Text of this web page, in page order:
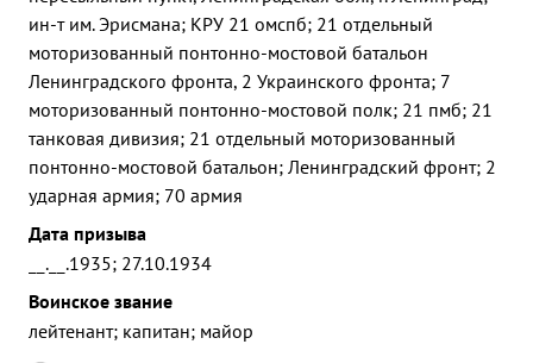
ин-т им. Эрисмана; КРУ 21 омспб; 21 отдельный
моторизованный понтонно-мостовой батальон
Ленинградского фронта, 2 Украинского фронта; 7
моторизованный понтонно-мостовой полк; 21 пмб; 21
танковая дивизия; 21 отдельный моторизованный
понтонно-мостовой батальон; Ленинградский фронт; 2
ударная армия; 70 армия
Дата призыва
__.__.1935; 27.10.1934
Воинское звание
лейтенант; капитан; майор